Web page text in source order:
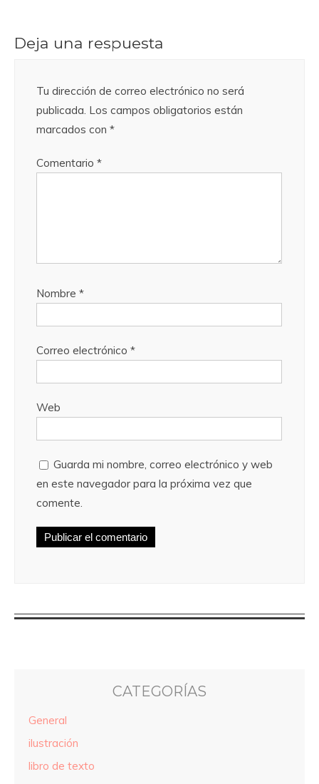
Deja una respuesta
Tu dirección de correo electrónico no será
publicada. Los campos obligatorios están
marcados con *
Comentario *
Nombre *
Correo electrónico *
Web
Guarda mi nombre, correo electrónico y web
en este navegador para la próxima vez que
comente.
CATEGORÍAS
General
ilustración
libro de texto